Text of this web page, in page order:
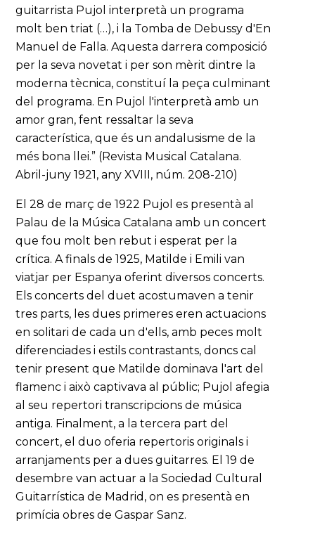
guitarrista Pujol interpretà un programa
molt ben triat (…), i la Tomba de Debussy d'En
Manuel de Falla. Aquesta darrera composició
per la seva novetat i per son mèrit dintre la
moderna tècnica, constituí la peça culminant
del programa. En Pujol l'interpretà amb un
amor gran, fent ressaltar la seva
característica, que és un andalusisme de la
més bona llei.” (Revista Musical Catalana.
Abril-juny 1921, any XVIII, núm. 208-210)
El 28 de març de 1922 Pujol es presentà al
Palau de la Música Catalana amb un concert
que fou molt ben rebut i esperat per la
crítica. A finals de 1925, Matilde i Emili van
viatjar per Espanya oferint diversos concerts.
Els concerts del duet acostumaven a tenir
tres parts, les dues primeres eren actuacions
en solitari de cada un d'ells, amb peces molt
diferenciades i estils contrastants, doncs cal
tenir present que Matilde dominava l'art del
flamenc i això captivava al públic; Pujol afegia
al seu repertori transcripcions de música
antiga. Finalment, a la tercera part del
concert, el duo oferia repertoris originals i
arranjaments per a dues guitarres. El 19 de
desembre van actuar a la Sociedad Cultural
Guitarrística de Madrid, on es presentà en
primícia obres de Gaspar Sanz.